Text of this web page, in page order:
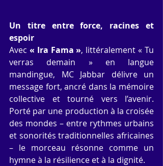
Un titre entre force, racines et
espoir
Avec « Ira Fama », littéralement « Tu
verras demain » en langue
mandingue, MC Jabbar délivre un
message fort, ancré dans la mémoire
collective et tourné vers l’avenir.
Porté par une production à la croisée
des mondes – entre rythmes urbains
et sonorités traditionnelles africaines
– le morceau résonne comme un
hymne à la résilience et à la dignité.